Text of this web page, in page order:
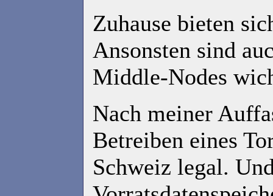
Zuhause bieten
Ansonsten sind
Middle-Nodes
Nach meiner
Betreiben eines
Schweiz legal.